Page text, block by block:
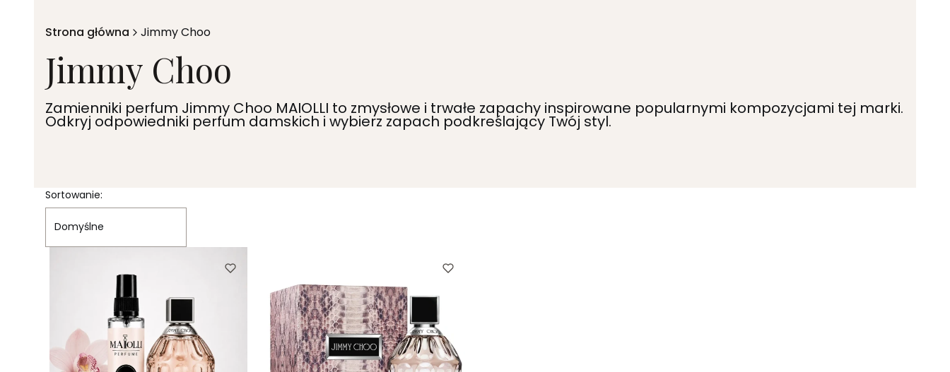
Strona główna Jimmy Choo
Jimmy Choo
Zamienniki perfum Jimmy Choo MAIOLLI to zmysłowe i trwałe zapachy inspirowane popularnymi kompozycjami tej marki.
Odkryj odpowiedniki perfum damskich i wybierz zapach podkreślający Twój styl.
Lista produktów
Sortowanie:
Domyślne